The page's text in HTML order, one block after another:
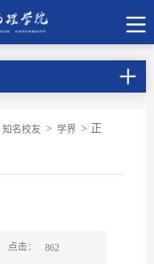
知名校友 > 学界 > 正
点击： 862